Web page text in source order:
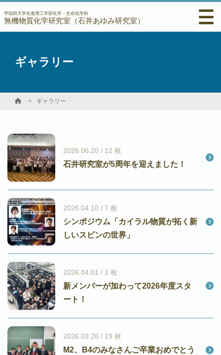
早稲田大学先進理工学部化学・生命化学科
無機物質化学研究室（石井あゆみ研究室）
ギャラリー
ギャラリー
2026.06.20 / 12 枚
石井研究室が5周年を迎えました！
2026.04.10 / 7 枚
シンポジウム「カイラル物質が拓く新
しいスピンの世界」
2026.04.01 / 1 枚
新メンバーが加わって2026年度スタ
ート！
2026.03.26 / 19 枚
M2、B4のみなさんご卒業おめでとう